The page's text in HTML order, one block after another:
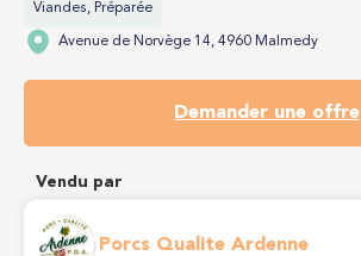
Viandes, Préparée
Avenue de Norvège 14, 4960 Malmedy
Demander une offre
Vendu par
Porcs Qualite Ardenne